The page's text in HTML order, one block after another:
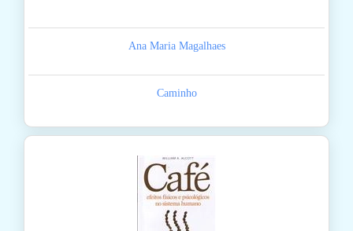
Ana Maria Magalhaes
Caminho